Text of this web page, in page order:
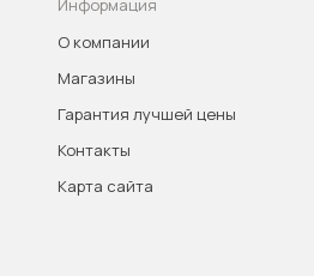
Информация
О компании
Магазины
Гарантия лучшей цены
Контакты
Карта сайта